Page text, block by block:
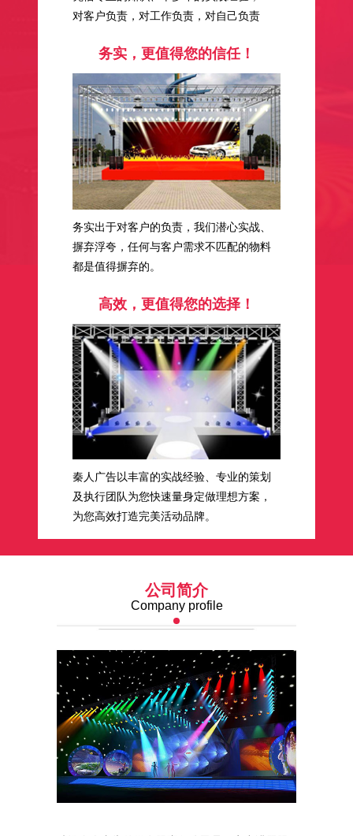
对客户负责，对工作负责，对自己负责
务实，更值得您的信任！
务实出于对客户的负责，我们潜心实战、
摒弃浮夸，任何与客户需求不匹配的物料
都是值得摒弃的。
高效，更值得您的选择！
秦人广告以丰富的实战经验、专业的策划
及执行团队为您快速量身定做理想方案，
为您高效打造完美活动品牌。
公司简介
Company profile